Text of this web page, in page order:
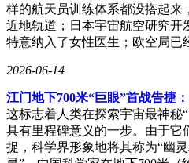
样的航天员训练体系都没搭起来
近地轨道；日本宇宙航空研究开
特意纳入了女性医生；欧空局
2026-06-14
江门地下700米“巨眼”首战告捷
这标志着人类在探索宇宙最神秘
具有里程碑意义的一步。由于它
捉，科学界形象地将其称为“幽